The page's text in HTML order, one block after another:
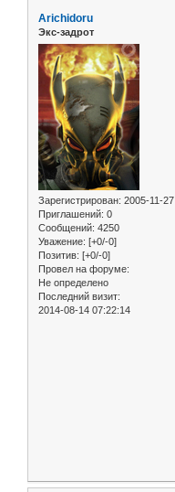
Arichidoru
Экс-задрот
Зарегистрирован: 2005-11-27
Приглашений: 0
Сообщений: 4250
Уважение: [+0/-0]
Позитив: [+0/-0]
Провел на форуме:
Не определено
Последний визит:
2014-08-14 07:22:14